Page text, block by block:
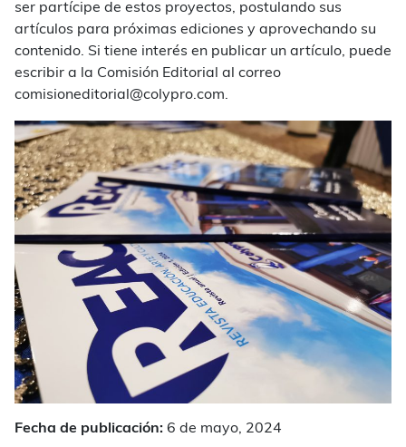
ser partícipe de estos proyectos, postulando sus
artículos para próximas ediciones y aprovechando su
contenido. Si tiene interés en publicar un artículo, puede
escribir a la Comisión Editorial al correo
comisioneditorial@colypro.com.
Fecha de publicación: 6 de mayo, 2024